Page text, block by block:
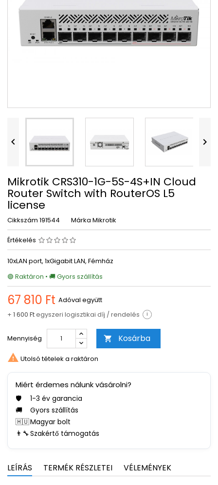
 
Mikrotik CRS310-1G-5S-4S+IN Cloud
Router Switch with RouterOS L5
license
Cikkszám 191544 Márka Mikrotik
Értékelés
10xLAN port, 1xGigabit LAN, Fémház
🟢 Raktáron • 🚚 Gyors szállítás
67 810 Ft Adóval együtt
+ 1 600 Ftegyszeri logisztikai díj / rendelés i
Mennyiség  Kosárba
 Utolsó tételek a raktáron
Miért érdemes nálunk vásárolni?
🛡️
1-3 év garancia
🚚
Gyors szállítás
🇭🇺Magyar bolt
👨‍🔧Szakértő támogatás
LEÍRÁS TERMÉK RÉSZLETEI VÉLEMÉNYEK